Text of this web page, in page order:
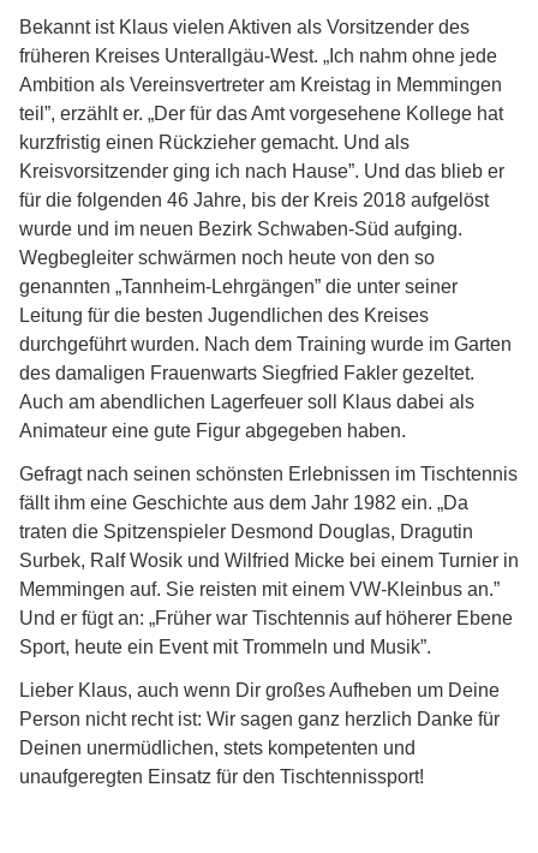
Bekannt ist Klaus vielen Aktiven als Vorsitzender des
früheren Kreises Unterallgäu-West. „Ich nahm ohne jede
Ambition als Vereinsvertreter am Kreistag in Memmingen
teil”, erzählt er. „Der für das Amt vorgesehene Kollege hat
kurzfristig einen Rückzieher gemacht. Und als
Kreisvorsitzender ging ich nach Hause”. Und das blieb er
für die folgenden 46 Jahre, bis der Kreis 2018 aufgelöst
wurde und im neuen Bezirk Schwaben-Süd aufging.
Wegbegleiter schwärmen noch heute von den so
genannten „Tannheim-Lehrgängen” die unter seiner
Leitung für die besten Jugendlichen des Kreises
durchgeführt wurden. Nach dem Training wurde im Garten
des damaligen Frauenwarts Siegfried Fakler gezeltet.
Auch am abendlichen Lagerfeuer soll Klaus dabei als
Animateur eine gute Figur abgegeben haben.
Gefragt nach seinen schönsten Erlebnissen im Tischtennis
fällt ihm eine Geschichte aus dem Jahr 1982 ein. „Da
traten die Spitzenspieler Desmond Douglas, Dragutin
Surbek, Ralf Wosik und Wilfried Micke bei einem Turnier in
Memmingen auf. Sie reisten mit einem VW-Kleinbus an.”
Und er fügt an: „Früher war Tischtennis auf höherer Ebene
Sport, heute ein Event mit Trommeln und Musik”.
Lieber Klaus, auch wenn Dir großes Aufheben um Deine
Person nicht recht ist: Wir sagen ganz herzlich Danke für
Deinen unermüdlichen, stets kompetenten und
unaufgeregten Einsatz für den Tischtennissport!